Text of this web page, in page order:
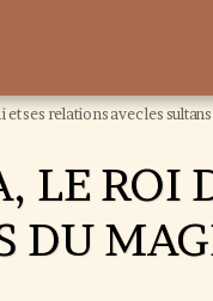
et ses relations avec les
LE ROI
DU